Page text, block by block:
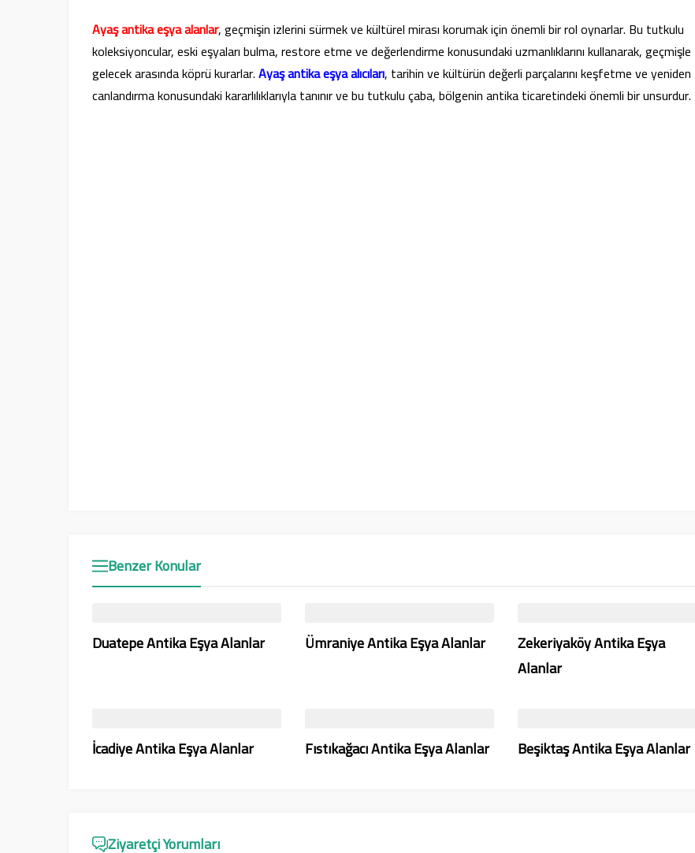
Ayaş antika eşya alanlar, geçmişin izlerini sürmek ve kültürel mirası korumak için önemli bir rol oynarlar. Bu tutkulu
koleksiyoncular, eski eşyaları bulma, restore etme ve değerlendirme konusundaki uzmanlıklarını kullanarak, geçmişle
gelecek arasında köprü kurarlar.Ayaş antika eşya alıcıları, tarihin ve kültürün değerli parçalarını keşfetme ve yeniden
canlandırma konusundaki kararlılıklarıyla tanınır ve bu tutkulu çaba, bölgenin antika ticaretindeki önemli bir unsurdur.
Benzer Konular
Duatepe Antika Eşya Alanlar Ümraniye Antika Eşya Alanlar
Zekeriyaköy Antika Eşya
Alanlar
İcadiye Antika Eşya Alanlar Fıstıkağacı Antika Eşya Alanlar Beşiktaş Antika Eşya Alanlar
Ziyaretçi Yorumları